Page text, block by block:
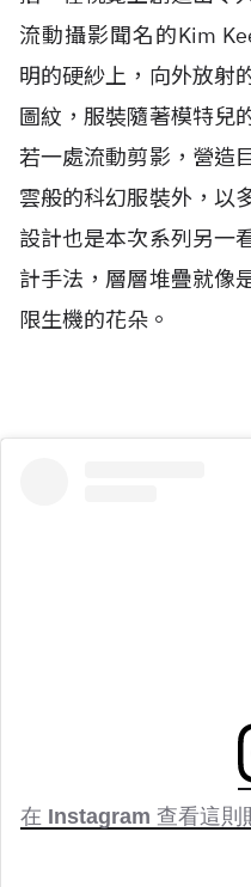
流動攝影聞名的Kim
明的硬紗上，向外放射
圖紋，服裝隨著模特兒
若一處流動剪影，營造
雲般的科幻服裝外，以
設計也是本次系列另一
計手法，層層堆疊就像
限生機的花朵。
在 Instagram 查看這則